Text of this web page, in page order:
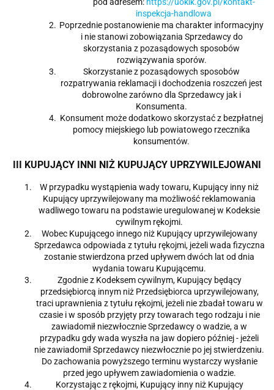
pod adresem: https://uokik.gov.pl/kontakt-
inspekcja-handlowa
Poprzednie postanowienie ma charakter informacyjny
i nie stanowi zobowiązania Sprzedawcy do
skorzystania z pozasądowych sposobów
rozwiązywania sporów.
Skorzystanie z pozasądowych sposobów
rozpatrywania reklamacji i dochodzenia roszczeń jest
dobrowolne zarówno dla Sprzedawcy jak i
Konsumenta.
Konsument może dodatkowo skorzystać z bezpłatnej
pomocy miejskiego lub powiatowego rzecznika
konsumentów.
III KUPUJĄCY INNI NIŻ KUPUJĄCY UPRZYWILEJOWANI
W przypadku wystąpienia wady towaru, Kupujący inny niż
Kupujący uprzywilejowany ma możliwość reklamowania
wadliwego towaru na podstawie uregulowanej w Kodeksie
cywilnym rękojmi.
Wobec Kupującego innego niż Kupujący uprzywilejowany
Sprzedawca odpowiada z tytułu rękojmi, jeżeli wada fizyczna
zostanie stwierdzona przed upływem dwóch lat od dnia
wydania towaru Kupującemu.
Zgodnie z Kodeksem cywilnym, Kupujący będący
przedsiębiorcą innym niż Przedsiębiorca uprzywilejowany,
traci uprawnienia z tytułu rękojmi, jeżeli nie zbadał towaru w
czasie i w sposób przyjęty przy towarach tego rodzaju i nie
zawiadomił niezwłocznie Sprzedawcy o wadzie, a w
przypadku gdy wada wyszła na jaw dopiero później - jeżeli
nie zawiadomił Sprzedawcy niezwłocznie po jej stwierdzeniu.
Do zachowania powyższego terminu wystarczy wysłanie
przed jego upływem zawiadomienia o wadzie.
Korzystając z rękojmi, Kupujący inny niż Kupujący